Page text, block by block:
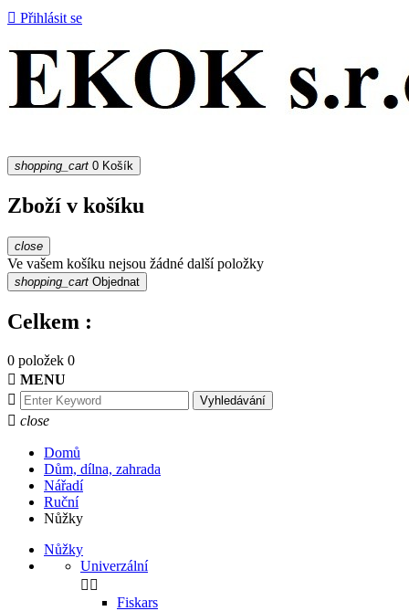
 Přihlásit se
shopping_cart 0 Košík
Zboží v košíku
close
Ve vašem košíku nejsou žádné další položky
shopping_cart Objednat
Celkem :
0 položek 0
 MENU

Vyhledávání
 close
Domů
Dům, dílna, zahrada
Nářadí
Ruční
Nůžky
Nůžky
Univerzální
 
Fiskars